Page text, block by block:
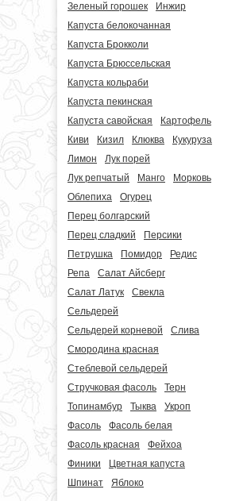
Зеленый горошек
Инжир
Капуста белокочанная
Капуста Брокколи
Капуста Брюссельская
Капуста кольраби
Капуста пекинская
Капуста савойская
Картофель
Киви
Кизил Клюква
Кукуруза
Лимон
Лук порей
Лук репчатый
Манго
Морковь
Облепиха
Огурец
Перец болгарский
Перец сладкий
Персики
Петрушка
Помидор
Редис
Репа
Салат Айсберг
Салат Латук
Свекла
Сельдерей
Сельдерей корневой
Слива
Смородина красная
Стеблевой сельдерей
Стручковая фасоль
Терн
Топинамбур
Тыква
Укроп
Фасоль
Фасоль белая
Фасоль красная
Фейхоа
Финики
Цветная капуста
Шпинат
Яблоко